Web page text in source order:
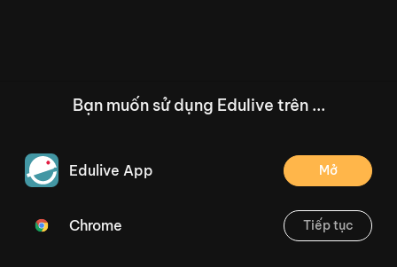
/--
Thoát
Bạn muốn sử dụng Edulive trên ...
Edulive App Mở
Chrome Tiếp tục